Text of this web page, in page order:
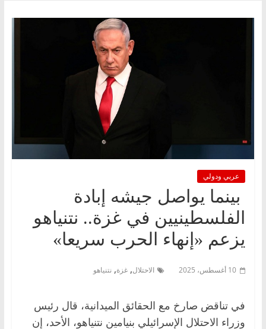
عربي ودولي
بينما يواصل جيشه إبادة
الفلسطينيين في غزة.. نتنياهو
يزعم «إنهاء الحرب سريعا»
10 أغسطس، 2025 الاحتلال, غزة, نتنياهو
في تناقض صارخ مع الحقائق الميدانية، قال رئيس
وزراء الاحتلال الإسرائيلي بنيامين نتنياهو، الأحد، إن